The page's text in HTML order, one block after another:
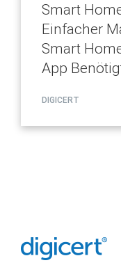
Smart
Einfacher
Smart
App
DIGICERT